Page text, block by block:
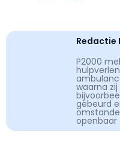
Redactie
P2000
waarna
gebeurd
openbaar